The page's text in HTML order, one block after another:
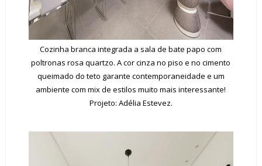
Cozinha branca integrada a sala de bate papo com
poltronas rosa quartzo. A cor cinza no piso e no cimento
queimado do teto garante contemporaneidade e um
ambiente com mix de estilos muito mais interessante!
Projeto: Adélia Estevez.